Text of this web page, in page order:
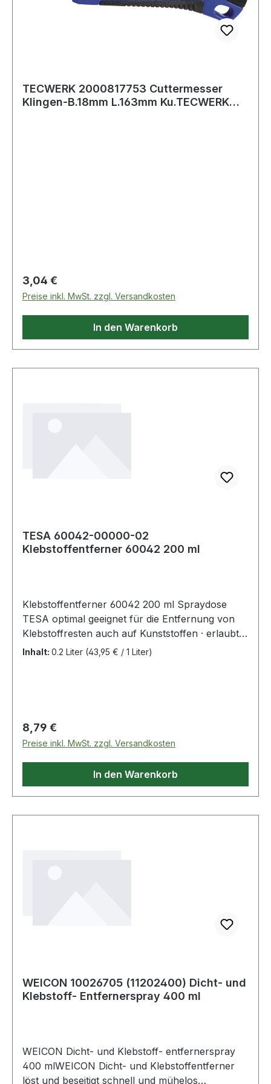
TECWERK 2000817753 Cuttermesser
Klingen-B.18mm L.163mm Ku.TECWERK
Regulärer Preis:
3,04 €
Preise inkl. MwSt. zzgl. Versandkosten
In den Warenkorb
TESA 60042-00000-02
Klebstoffentferner 60042 200 ml
Klebstoffentferner 60042 200 ml Spraydose
TESA optimal geeignet für die Entfernung von
Klebstoffresten auch auf Kunststoffen · erlaubt
eine einfache Entfernung von Etikettenlabeln ·
Inhalt: 0.2 Liter (43,95 € / 1 Liter)
Regulärer Preis:
8,79 €
Preise inkl. MwSt. zzgl. Versandkosten
In den Warenkorb
WEICON 10026705 (11202400) Dicht- und
Klebstoff- Entfernerspray 400 ml
WEICON Dicht- und Klebstoff- entfernerspray
400 mlWEICON Dicht- und Klebstoffentferner
löst und beseitigt schnell und mühelos